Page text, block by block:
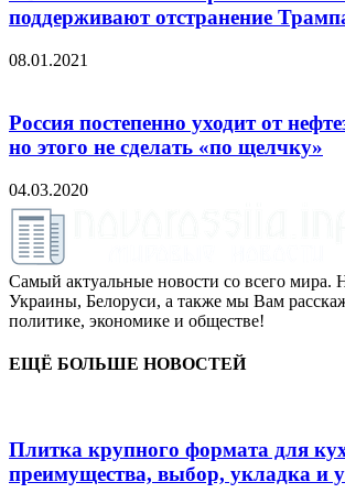
поддерживают отстранение
08.01.2021
Россия постепенно уходит от
но этого не сделать «по щелчку»
04.03.2020
Самый актуальные новости со всего мира.
Украины, Белоруси, а также мы Вам
политике, экономике и обществе!
ЕЩЁ БОЛЬШЕ НОВОСТЕЙ
Плитка крупного формата для
преимущества, выбор, укладка и